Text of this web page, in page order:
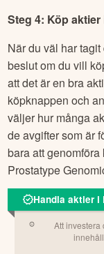
Steg 4: Köp aktier
När du väl har
beslut om du vill
att det är en bra
köpknappen och
väljer hur många
de avgifter som är
bara att
Prostatype
Handla aktier i
Att